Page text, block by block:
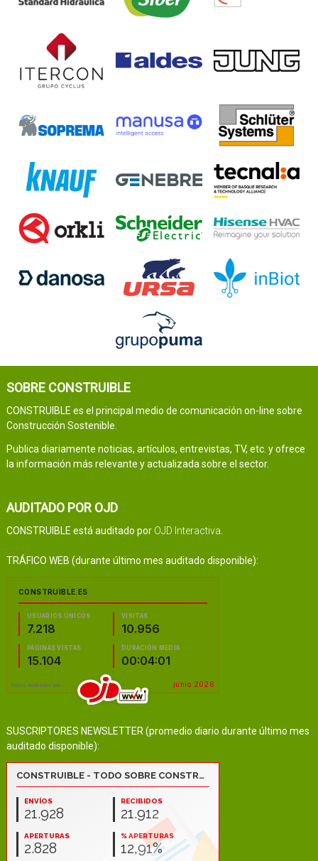
SOBRE CONSTRUIBLE
CONSTRUIBLE es el principal medio de comunicación on-line sobre
Construcción Sostenible.
Publica diariamente noticias, artículos, entrevistas, TV, etc. y ofrece
la información más relevante y actualizada sobre el sector.
AUDITADO POR OJD
CONSTRUIBLE está auditado por OJD Interactiva.
TRÁFICO WEB (durante último mes auditado disponible):
SUSCRIPTORES NEWSLETTER (promedio diario durante último mes
auditado disponible):